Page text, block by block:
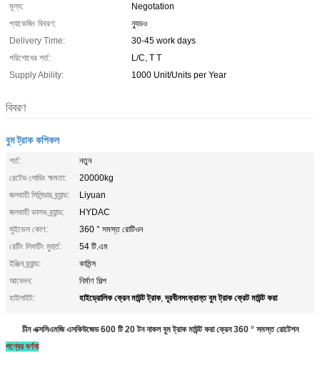
মূল্য:
Negotation
প্যাকেজিং বিবরণ:
ন্যুডও
Delivery Time:
30-45 work days
পরিশোধের শর্ত:
L/C, T T
Supply Ability:
1000 Unit/Units per Year
বিবরণ
বুম ট্রাক কপিকল
শর্ত:
নতুন
রেটেড লোডিং ক্ষমতা:
20000kg
জলবাহী সিলিন্ডার ব্র্যান্ড:
Liyuan
জলবাহী ভালভ ব্র্যান্ড:
HYDAC
সুইভেল কোণ:
360 ° সমস্ত রোটিওন
রেটিং লিফটিং মুহুর্ত:
54 টি.এম
ইঞ্জিন ব্র্যান্ড:
কামিন্স
আবেদন:
নির্মাণ শিল্প
হাইলাইট:
হাইড্রোলিক ক্রেন মাউন্ট ট্রাক,দূরবীনসংক্রান্ত বুম ট্রাক ক্রেট মাউন্ট করা
চীন এক্সসিএমজি এসকিউজেড 600 টি 20 টন নাকল বুম ট্রাক মাউন্ট করা ক্রেন 360 ° সমস্ত রোটেশন
পণ্যের বর্ণনা